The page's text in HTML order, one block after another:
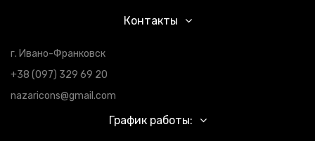
Контакты
г. Ивано-Франковск
+38 (097) 329 69 20
nazaricons@gmail.com
График работы: